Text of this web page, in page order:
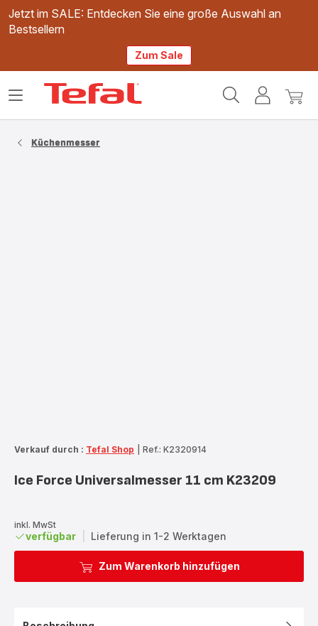
Jetzt im SALE: Entdecken Sie eine große Auswahl an
Bestsellern
Zum Sale
Mein
Mein
Das
Küchenmesser
Verkauf durch : Tefal Shop Ref.: K2320914
Ice Force Universalmesser 11 cm K23209
inkl. MwSt
verfügbar Lieferung in 1-2 Werktagen
Zum Warenkorb hinzufügen